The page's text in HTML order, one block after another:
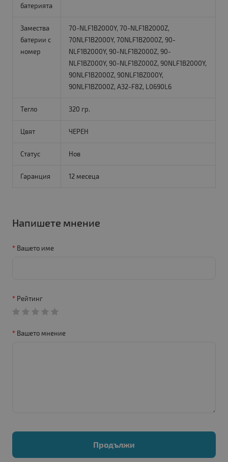
батерията
Замества
батерии с
номер
70-NLF1B2000Y, 70-NLF1B2000Z,
70NLF1B2000Y, 70NLF1B2000Z, 90-
NLF1B2000Y, 90-NLF1B2000Z, 90-
NLF1BZ000Y, 90-NLF1BZ000Z, 90NLF1B2000Y,
90NLF1B2000Z, 90NLF1BZ000Y,
90NLF1BZ000Z, A32-F82, L0690L6
Тегло 320 гр.
Цвят ЧЕРЕН
Статус Нов
Гаранция 12 месеца
Напишете мнение
Вашето име
Рейтинг
Вашето мнение
Продължи